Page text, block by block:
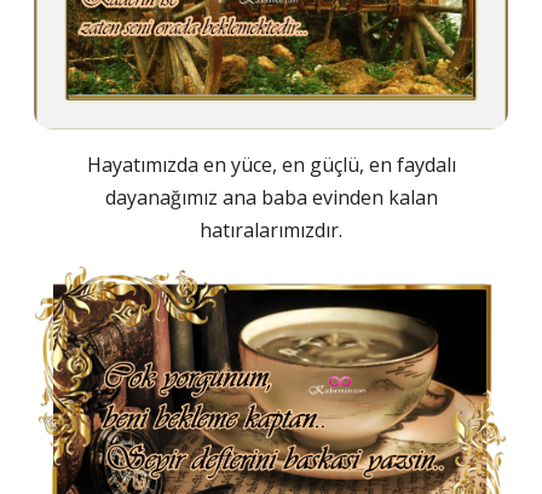
Hayatımızda en yüce, en güçlü, en faydalı
dayanağımız ana baba evinden kalan
hatıralarımızdır.